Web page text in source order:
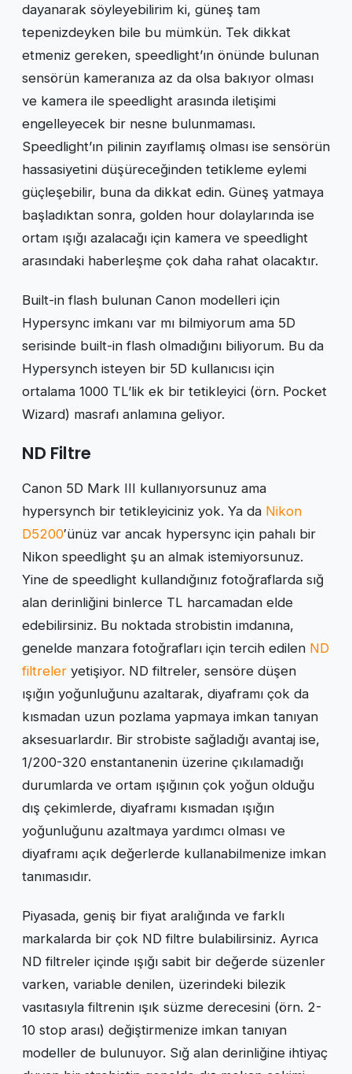
dayanarak söyleyebilirim ki, güneş tam
tepenizdeyken bile bu mümkün. Tek dikkat
etmeniz gereken, speedlight’ın önünde bulunan
sensörün kameranıza az da olsa bakıyor olması
ve kamera ile speedlight arasında iletişimi
engelleyecek bir nesne bulunmaması.
Speedlight’ın pilinin zayıflamış olması ise sensörün
hassasiyetini düşüreceğinden tetikleme eylemi
güçleşebilir, buna da dikkat edin. Güneş yatmaya
başladıktan sonra, golden hour dolaylarında ise
ortam ışığı azalacağı için kamera ve speedlight
arasındaki haberleşme çok daha rahat olacaktır.
Built-in flash bulunan Canon modelleri için
Hypersync imkanı var mı bilmiyorum ama 5D
serisinde built-in flash olmadığını biliyorum. Bu da
Hypersynch isteyen bir 5D kullanıcısı için
ortalama 1000 TL’lik ek bir tetikleyici (örn. Pocket
Wizard) masrafı anlamına geliyor.
ND Filtre
Canon 5D Mark III kullanıyorsunuz ama
hypersynch bir tetikleyiciniz yok. Ya da Nikon
D5200′ünüz var ancak hypersync için pahalı bir
Nikon speedlight şu an almak istemiyorsunuz.
Yine de speedlight kullandığınız fotoğraflarda sığ
alan derinliğini binlerce TL harcamadan elde
edebilirsiniz. Bu noktada strobistin imdanına,
genelde manzara fotoğrafları için tercih edilen ND
filtreler yetişiyor. ND filtreler, sensöre düşen
ışığın yoğunluğunu azaltarak, diyaframı çok da
kısmadan uzun pozlama yapmaya imkan tanıyan
aksesuarlardır. Bir strobiste sağladığı avantaj ise,
1/200-320 enstantanenin üzerine çıkılamadığı
durumlarda ve ortam ışığının çok yoğun olduğu
dış çekimlerde, diyaframı kısmadan ışığın
yoğunluğunu azaltmaya yardımcı olması ve
diyaframı açık değerlerde kullanabilmenize imkan
tanımasıdır.
Piyasada, geniş bir fiyat aralığında ve farklı
markalarda bir çok ND filtre bulabilirsiniz. Ayrıca
ND filtreler içinde ışığı sabit bir değerde süzenler
varken, variable denilen, üzerindeki bilezik
vasıtasıyla filtrenin ışık süzme derecesini (örn. 2-
10 stop arası) değiştirmenize imkan tanıyan
modeller de bulunuyor. Sığ alan derinliğine ihtiyaç